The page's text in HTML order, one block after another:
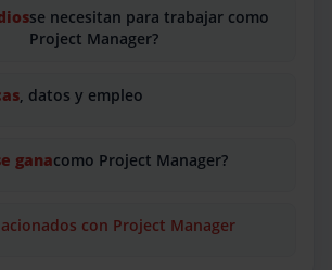
se necesitan para trabajar como
Project Manager?
, datos y empleo
ganacomo Project Manager?
con Project Manager